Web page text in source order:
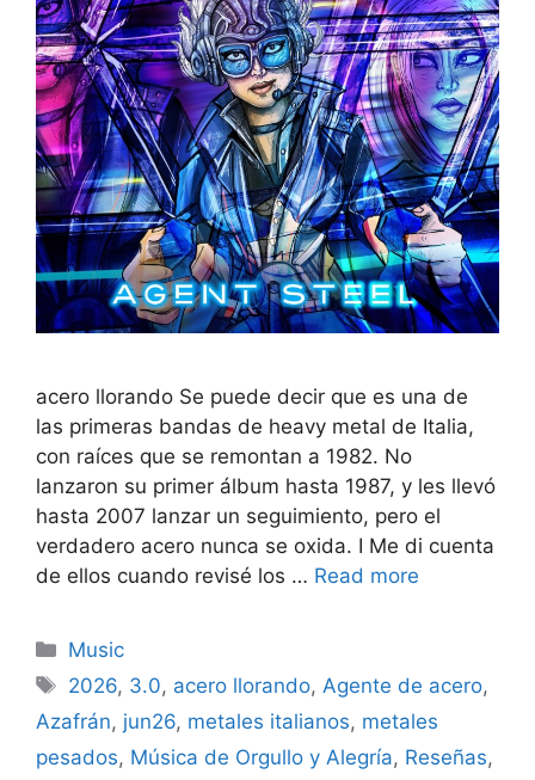
acero llorando Se puede decir que es una de
las primeras bandas de heavy metal de Italia,
con raíces que se remontan a 1982. No
lanzaron su primer álbum hasta 1987, y les llevó
hasta 2007 lanzar un seguimiento, pero el
verdadero acero nunca se oxida. I Me di cuenta
de ellos cuando revisé los … Read more
Categories
Music
Tags
2026, 3.0, acero llorando,Agente de acero,
Azafrán, jun26, metales italianos, metales
pesados, Música de Orgullo y Alegría, Reseñas,